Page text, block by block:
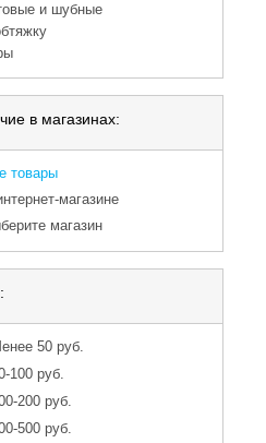
и шубные
в магазинах:
товары
магазине
магазин
менее 50 руб.
100 руб.
200 руб.
500 руб.